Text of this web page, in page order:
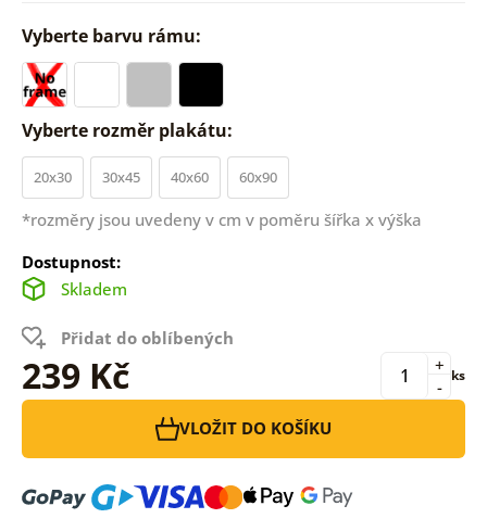
Vyberte barvu rámu:
Vyberte rozměr plakátu:
20x30 30x45 40x60 60x90
*rozměry jsou uvedeny v cm v poměru šířka x výška
Dostupnost:
Skladem
Přidat do oblíbených
239 Kč -
+ ks
VLOŽIT DO KOŠÍKU